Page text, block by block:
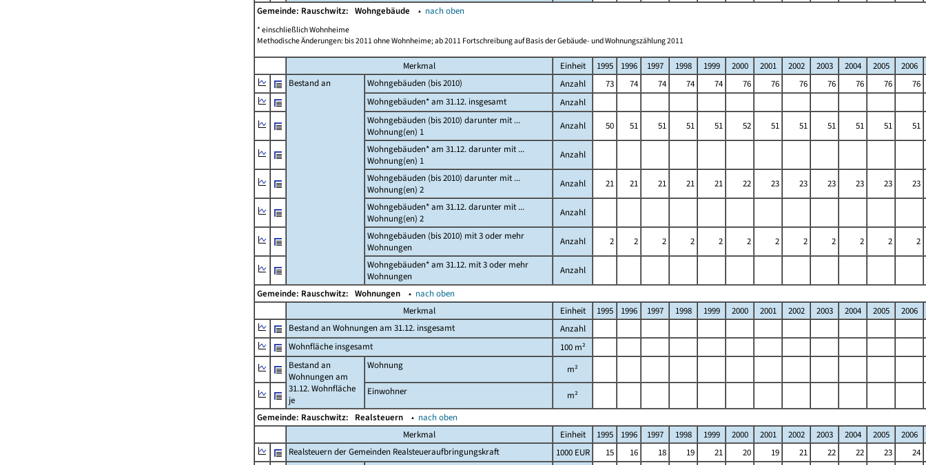
Gemeinde: Rauschwitz: Wohngebäude ▴ nach oben
* einschließlich Wohnheime
Methodische Änderungen: bis 2011 ohne Wohnheime; ab 2011 Fortschreibung auf Basis der Gebäude- und Wohnungszählung 2011
Merkmal Einheit 1995 1996 1997 1998 1999 2000 2001 2002 2003 2004 2005
2006
Bestand an
Wohngebäuden (bis 2010) Anzahl 73 74 74 74 74 76 76 76 76 76 76
76
Wohngebäuden* am 31.12. insgesamt
Anzahl
Wohngebäuden (bis 2010) darunter mit ...
Wohnung(en) 1
Anzahl 50 51 51 51 51 52 51 51 51 51 51
51
Wohngebäuden* am 31.12. darunter mit ...
Wohnung(en) 1
Anzahl
Wohngebäuden (bis 2010) darunter mit ...
Wohnung(en) 2
Anzahl 21 21 21 21 21 22 23 23 23 23 23
23
Wohngebäuden* am 31.12. darunter mit ...
Wohnung(en) 2
Anzahl
Wohngebäuden (bis 2010) mit 3 oder mehr
Wohnungen
Anzahl 2 2 2 2 2 2 2 2 2 2 2
2
Wohngebäuden* am 31.12. mit 3 oder mehr
Wohnungen
Anzahl
Gemeinde: Rauschwitz: Wohnungen ▴ nach oben
Merkmal
Einheit 1995 1996 1997 1998 1999 2000 2001 2002 2003 2004 2005
2006
Bestand an Wohnungen am 31.12. insgesamt
Anzahl
Wohnfläche insgesamt
100 m²
Bestand an
Wohnungen am
31.12. Wohnfläche
je
Wohnung
m²
Einwohner
m²
Gemeinde: Rauschwitz: Realsteuern ▴ nach oben
Merkmal
Einheit 1995 1996 1997 1998 1999 2000 2001 2002 2003 2004 2005
2006
Realsteuern der Gemeinden Realsteueraufbringungskraft
1000 EUR 15 16 18 19 21 20 19 21 22 22 23
24